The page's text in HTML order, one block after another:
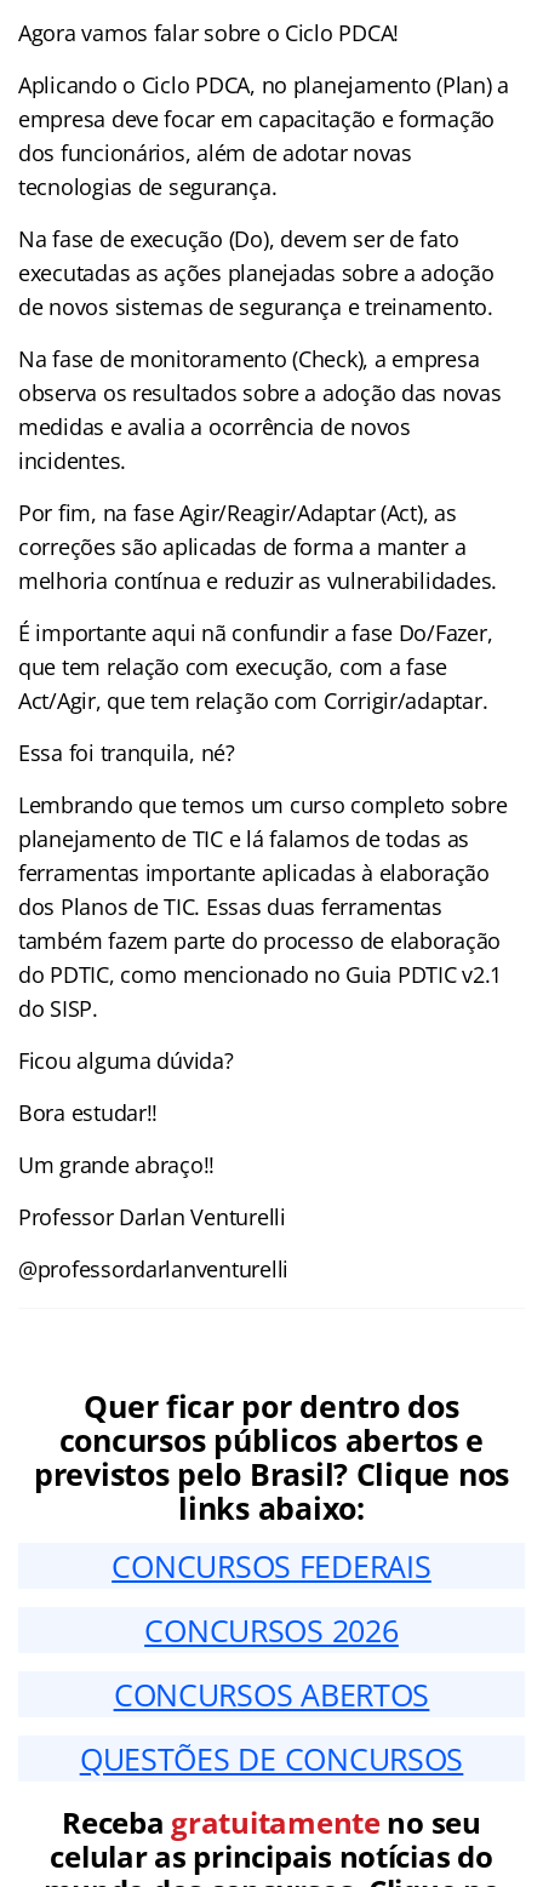
Agora vamos falar sobre o Ciclo PDCA!
Aplicando o Ciclo PDCA, no planejamento (Plan) a
empresa deve focar em capacitação e formação
dos funcionários, além de adotar novas
tecnologias de segurança.
Na fase de execução (Do), devem ser de fato
executadas as ações planejadas sobre a adoção
de novos sistemas de segurança e treinamento.
Na fase de monitoramento (Check), a empresa
observa os resultados sobre a adoção das novas
medidas e avalia a ocorrência de novos
incidentes.
Por fim, na fase Agir/Reagir/Adaptar (Act), as
correções são aplicadas de forma a manter a
melhoria contínua e reduzir as vulnerabilidades.
É importante aqui nã confundir a fase Do/Fazer,
que tem relação com execução, com a fase
Act/Agir, que tem relação com Corrigir/adaptar.
Essa foi tranquila, né?
Lembrando que temos um curso completo sobre
planejamento de TIC e lá falamos de todas as
ferramentas importante aplicadas à elaboração
dos Planos de TIC. Essas duas ferramentas
também fazem parte do processo de elaboração
do PDTIC, como mencionado no Guia PDTIC v2.1
do SISP.
Ficou alguma dúvida?
Bora estudar!!
Um grande abraço!!
Professor Darlan Venturelli
@professordarlanventurelli
Quer ficar por dentro dos
concursos públicos abertos e
previstos pelo Brasil? Clique nos
links abaixo:
CONCURSOS FEDERAIS
CONCURSOS 2026
CONCURSOS ABERTOS
QUESTÕES DE CONCURSOS
Receba gratuitamenteno seu
celular as principais notícias do